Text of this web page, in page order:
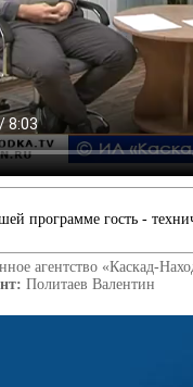
программе гость -
агентство «Каскад-
Политаев Валентин